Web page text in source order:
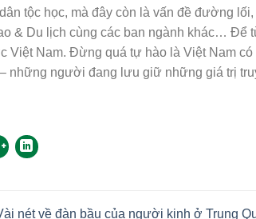
tộc học, mà đây còn là vấn đề đường lối,
& Du lịch cùng các ban ngành khác… Để
Việt Nam. Đừng quá tự hào là Việt Nam có
những người đang lưu giữ những giá trị
nét về đàn bầu của người kinh ở Trung